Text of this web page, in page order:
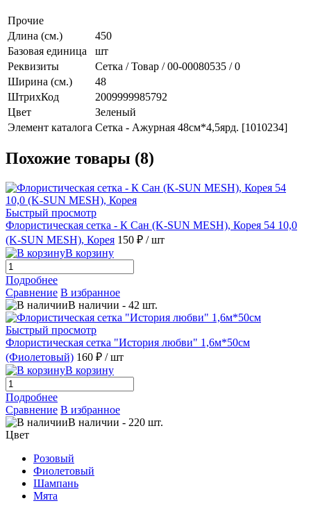
Прочие
Длина (см.)
450
Базовая единица
шт
Реквизиты
Сетка / Товар / 00-00080535 / 0
Ширина (см.)
48
ШтрихКод
2009999985792
Цвет
Зеленый
Элемент каталога Сетка - Ажурная 48см*4,5ярд. [1010234]
Похожие товары (8)
Быстрый просмотр
Флористическая сетка - К Сан (K-SUN MESH), Корея 54 10,0
(K-SUN MESH), Корея 150 ₽ / шт
В корзину
Подробнее
Сравнение В избранное
В наличии - 42 шт.
Быстрый просмотр
Флористическая сетка "История любви" 1,6м*50см
(Фиолетовый) 160 ₽ / шт
В корзину
Подробнее
Сравнение В избранное
В наличии - 220 шт.
Цвет
Розовый
Фиолетовый
Шампань
Мята